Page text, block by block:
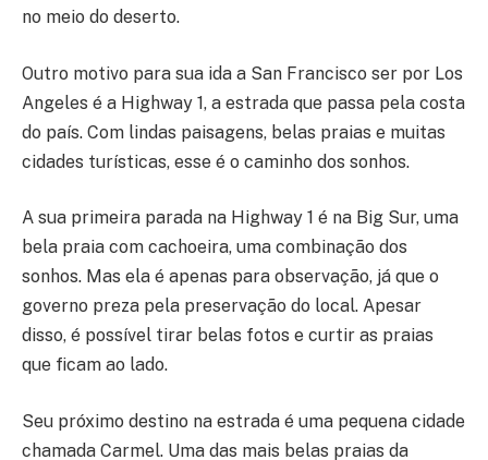
no meio do deserto.
Outro motivo para sua ida a San Francisco ser por Los
Angeles é a Highway 1, a estrada que passa pela costa
do país. Com lindas paisagens, belas praias e muitas
cidades turísticas, esse é o caminho dos sonhos.
A sua primeira parada na Highway 1 é na Big Sur, uma
bela praia com cachoeira, uma combinação dos
sonhos. Mas ela é apenas para observação, já que o
governo preza pela preservação do local. Apesar
disso, é possível tirar belas fotos e curtir as praias
que ficam ao lado.
Seu próximo destino na estrada é uma pequena cidade
chamada Carmel. Uma das mais belas praias da